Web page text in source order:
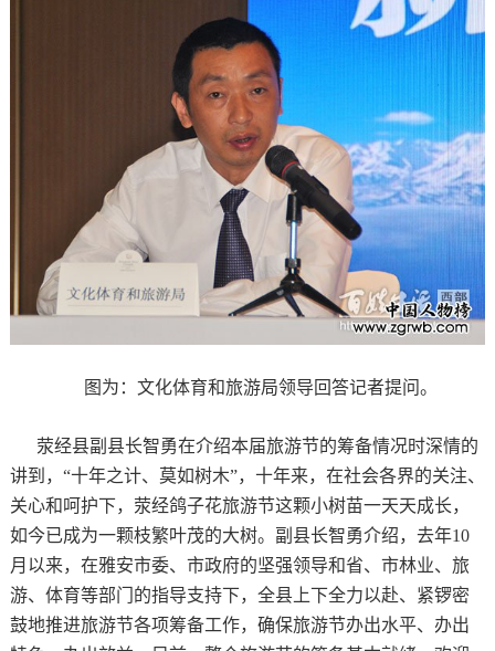
图为：文化体育和旅游局领导回答记者提问。
荥经县副县长智勇在介绍本届旅游节的筹备情况时深情的
讲到，“十年之计、莫如树木”，十年来，在社会各界的关注、
关心和呵护下，荥经鸽子花旅游节这颗小树苗一天天成长，
如今已成为一颗枝繁叶茂的大树。副县长智勇介绍，去年10
月以来，在雅安市委、市政府的坚强领导和省、市林业、旅
游、体育等部门的指导支持下，全县上下全力以赴、紧锣密
鼓地推进旅游节各项筹备工作，确保旅游节办出水平、办出